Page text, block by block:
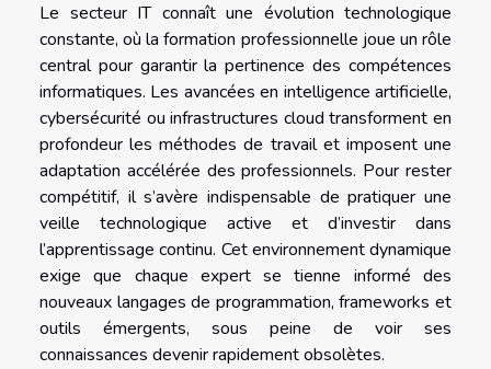
Le secteur IT connaît une évolution technologique
constante, où la formation professionnelle joue un rôle
central pour garantir la pertinence des compétences
informatiques. Les avancées en intelligence artificielle,
cybersécurité ou infrastructures cloud transforment en
profondeur les méthodes de travail et imposent une
adaptation accélérée des professionnels. Pour rester
compétitif, il s’avère indispensable de pratiquer une
veille technologique active et d’investir dans
l’apprentissage continu. Cet environnement dynamique
exige que chaque expert se tienne informé des
nouveaux langages de programmation, frameworks et
outils émergents, sous peine de voir ses
connaissances devenir rapidement obsolètes.